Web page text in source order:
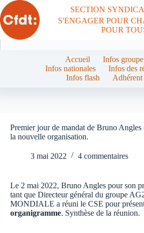
Passer
au
contenu
SECTION
S'ENGAGER POUR
POUR
Accueil
Infos groupe
Infos nationales
Infos des
Infos flash
Adhérent
Premier jour de mandat de Bruno
la nouvelle organisation.
3 mai 2022 4 commentaires
Le 2 mai 2022, Bruno Angles pour son
tant que Directeur général du groupe
MONDIALE a réuni le CSE pour
organigramme. Synthèse de la réunion.